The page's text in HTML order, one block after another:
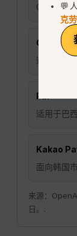
ChatGPT
GoPay
适用于印
Pix
适用于巴
Kakao
面向韩国
来源：
日。.
💬
克